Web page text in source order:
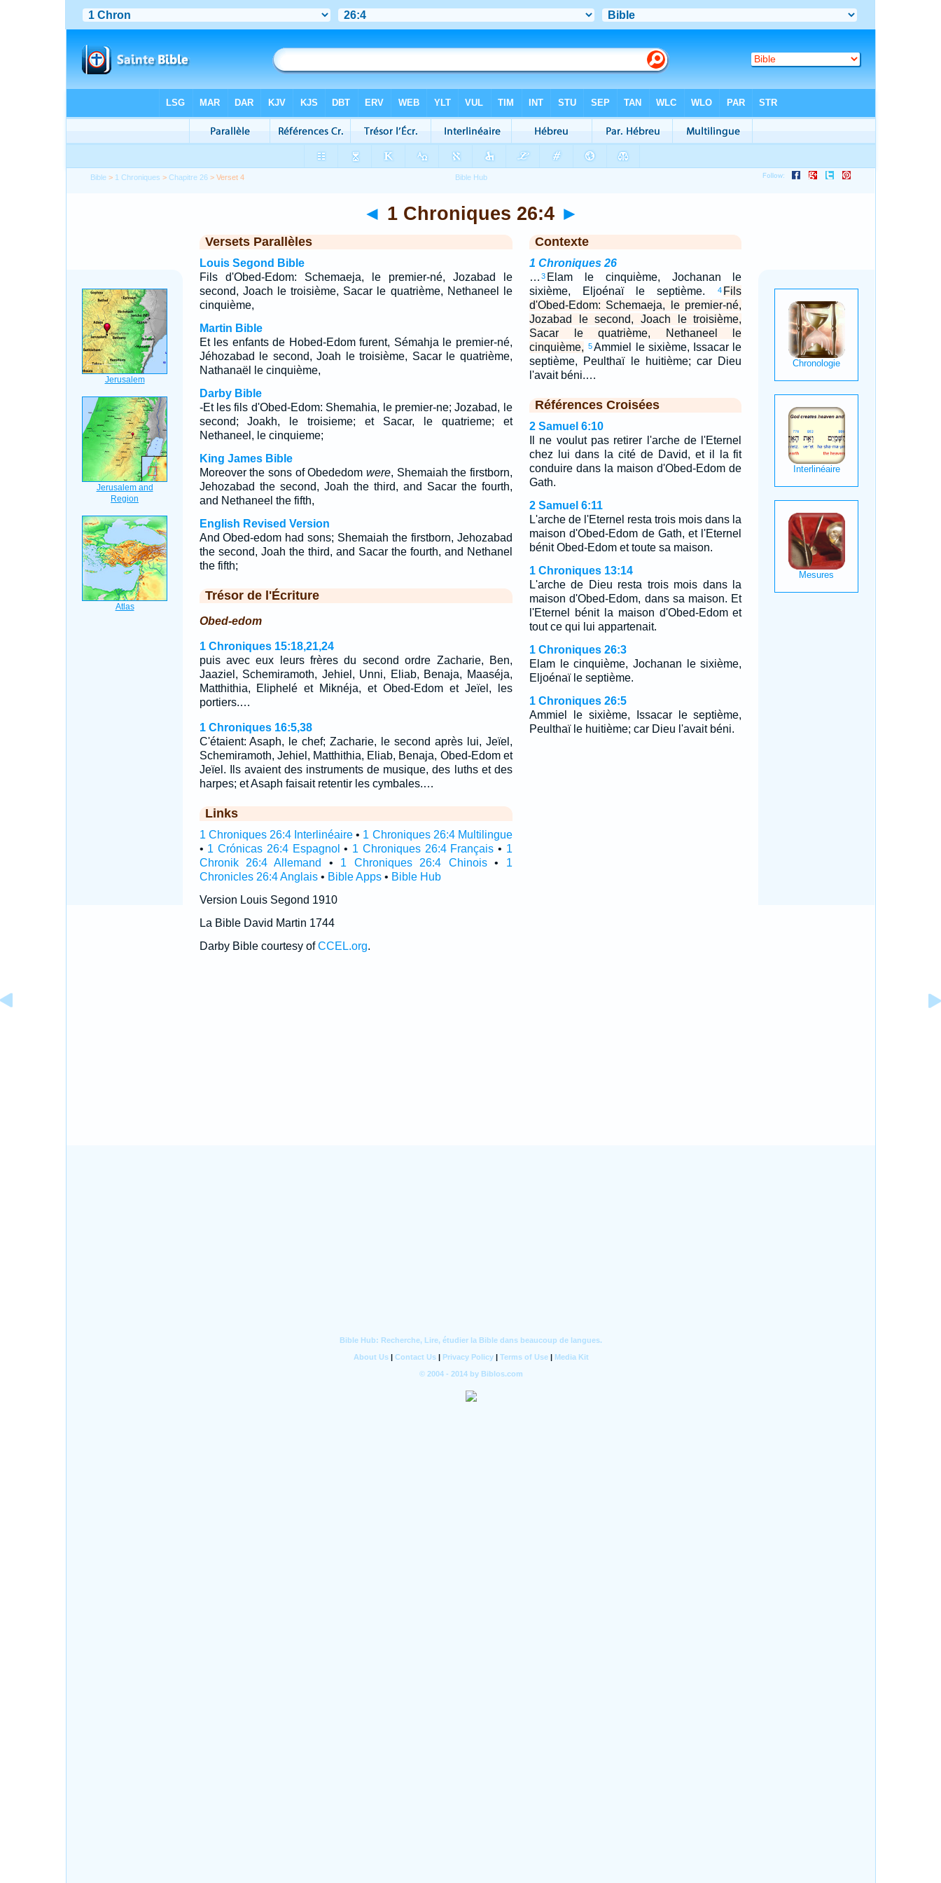
Bible > 1 Chroniques >Chapitre 26 > Verset 4
◄ 1 Chroniques 26:4 ►
Versets Parallèles
Louis Segond Bible
Fils d'Obed-Edom: Schemaeja, le premier-né, Jozabad le
second, Joach le troisième, Sacar le quatrième, Nethaneel le
cinquième,
Martin Bible
Et les enfants de Hobed-Edom furent, Sémahja le premier-né,
Jéhozabad le second, Joah le troisième, Sacar le quatrième,
Nathanaël le cinquième,
Darby Bible
-Et les fils d'Obed-Edom: Shemahia, le premier-ne; Jozabad, le
second; Joakh, le troisieme; et Sacar, le quatrieme; et
Nethaneel, le cinquieme;
King James Bible
Moreover the sons of Obededom were, Shemaiah the firstborn,
Jehozabad the second, Joah the third, and Sacar the fourth,
and Nethaneel the fifth,
English Revised Version
And Obed-edom had sons; Shemaiah the firstborn, Jehozabad
the second, Joah the third, and Sacar the fourth, and Nethanel
the fifth;
Trésor de l'Écriture
Obed-edom
1 Chroniques 15:18,21,24
puis avec eux leurs frères du second ordre Zacharie, Ben,
Jaaziel, Schemiramoth, Jehiel, Unni, Eliab, Benaja, Maaséja,
Matthithia, Eliphelé et Miknéja, et Obed-Edom et Jeïel, les
portiers.…
1 Chroniques 16:5,38
C'étaient: Asaph, le chef; Zacharie, le second après lui, Jeïel,
Schemiramoth, Jehiel, Matthithia, Eliab, Benaja, Obed-Edom et
Jeïel. Ils avaient des instruments de musique, des luths et des
harpes; et Asaph faisait retentir les cymbales.…
Links
1 Chroniques 26:4 Interlinéaire • 1 Chroniques 26:4 Multilingue
• 1 Crónicas 26:4 Espagnol • 1 Chroniques 26:4 Français • 1
Chronik 26:4 Allemand
• 1 Chroniques 26:4 Chinois• 1
Chronicles 26:4 Anglais• Bible Apps• Bible Hub
Version Louis Segond 1910
La Bible David Martin 1744
Darby Bible courtesy ofCCEL.org.
Contexte
1 Chroniques 26
… 3 Elam le cinquième, Jochanan le
sixième, Eljoénaï le septième.
4 Fils
d'Obed-Edom: Schemaeja, le premier-né,
Jozabad le second, Joach le troisième,
Sacar le quatrième, Nethaneel le
cinquième,
5Ammiel le sixième, Issacar le
septième, Peulthaï le huitième; car Dieu
l'avait béni.…
Références Croisées
2 Samuel 6:10
Il ne voulut pas retirer l'arche de l'Eternel
chez lui dans la cité de David, et il la fit
conduire dans la maison d'Obed-Edom de
Gath.
2 Samuel 6:11
L'arche de l'Eternel resta trois mois dans la
maison d'Obed-Edom de Gath, et l'Eternel
bénit Obed-Edom et toute sa maison.
1 Chroniques 13:14
L'arche de Dieu resta trois mois dans la
maison d'Obed-Edom, dans sa maison. Et
l'Eternel bénit la maison d'Obed-Edom et
tout ce qui lui appartenait.
1 Chroniques 26:3
Elam le cinquième, Jochanan le sixième,
Eljoénaï le septième.
1 Chroniques 26:5
Ammiel le sixième, Issacar le septième,
Peulthaï le huitième; car Dieu l'avait béni.